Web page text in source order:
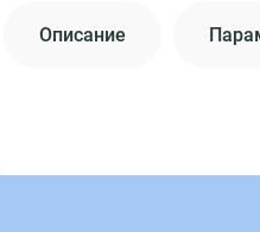
Описание